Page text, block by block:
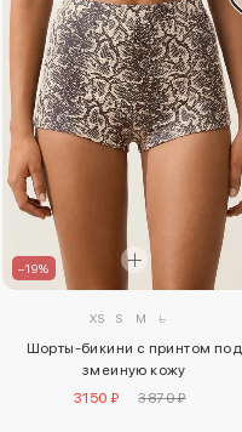
–19%
XS S M L
Шорты-бикини с принтом под
змеиную кожу
3150 ₽
3870 ₽